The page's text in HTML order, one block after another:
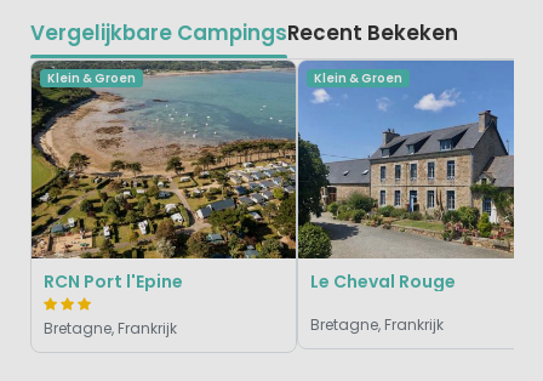
Vergelijkbare CampingsRecent Bekeken
Klein & Groen
RCN Port l'Epine
Bretagne, Frankrijk
Klein & Groen
Le Cheval Rouge
Bretagne, Frankrijk